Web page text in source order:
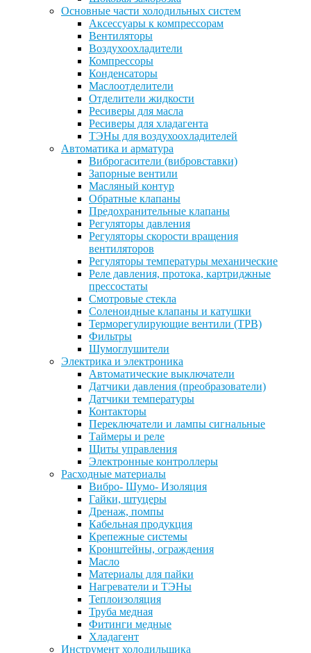
Основные части холодильных систем
Аксессуары к компрессорам
Вентиляторы
Воздухоохладители
Компрессоры
Конденсаторы
Маслоотделители
Отделители жидкости
Ресиверы для масла
Ресиверы для хладагента
ТЭНы для воздухоохладителей
Автоматика и арматура
Виброгасители (вибровставки)
Запорные вентили
Масляный контур
Обратные клапаны
Предохранительные клапаны
Регуляторы давления
Регуляторы скорости вращения
вентиляторов
Регуляторы температуры механические
Реле давления, протока, картриджные
прессостаты
Смотровые стекла
Соленоидные клапаны и катушки
Терморегулирующие вентили (ТРВ)
Фильтры
Шумоглушители
Электрика и электроника
Автоматические выключатели
Датчики давления (преобразователи)
Датчики температуры
Контакторы
Переключатели и лампы сигнальные
Таймеры и реле
Щиты управления
Электронные контроллеры
Расходные материалы
Вибро- Шумо- Изоляция
Гайки, штуцеры
Дренаж, помпы
Кабельная продукция
Крепежные системы
Кронштейны, ограждения
Масло
Материалы для пайки
Нагреватели и ТЭНы
Теплоизоляция
Труба медная
Фитинги медные
Хладагент
Инструмент холодильщика